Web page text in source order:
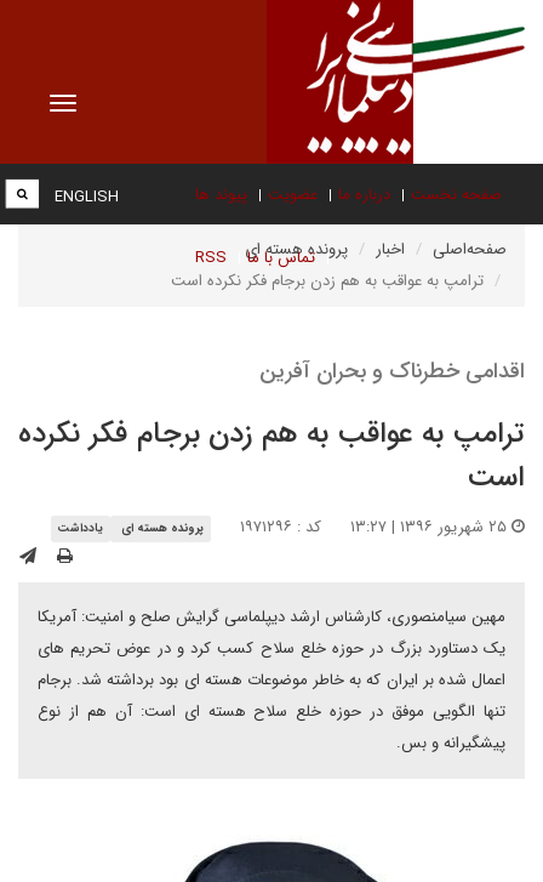
Toggle
صفحه نخست درباره ما عضویت پیوند ها
تماس با ما RSS
ENGLISH
صفحه‌اصلی اخبار
پرونده هسته ای
ترامپ به عواقب به هم زدن برجام فکر نکرده است
اقدامی خطرناک و بحران آفرین
ترامپ به عواقب به هم زدن برجام فکر نکرده
است
کد : ۱۹۷۱۲۹۶ پرونده هسته ای یادداشت
مهین سیامنصوری، کارشناس ارشد دیپلماسی گرایش صلح و امنیت: آمریکا
یک دستاورد بزرگ در حوزه خلع سلاح کسب کرد و در عوض تحریم های
اعمال شده بر ایران که به خاطر موضوعات هسته ای بود برداشته شد. برجام
تنها الگویی موفق در حوزه خلع سلاح هسته ای است: آن هم از نوع
پیشگیرانه و بس.